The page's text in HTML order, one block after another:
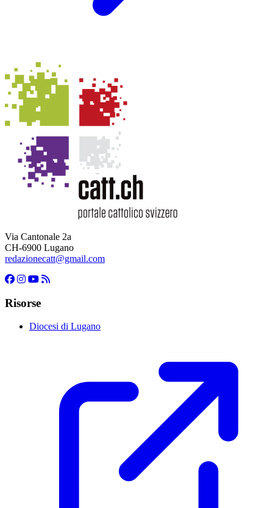
Via Cantonale 2a
CH-6900 Lugano
redazionecatt@gmail.com
Risorse
Diocesi di Lugano